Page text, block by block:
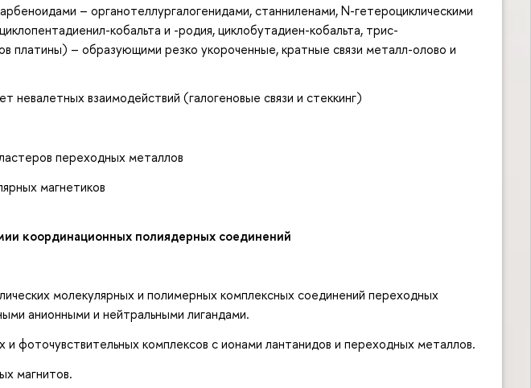
– органотеллургалогенидами, станниленами, N-гетероциклическими
кобальта и -родия, циклобутадиен-кобальта, трис-
платины) – образующими резко укороченные, кратные связи металл-олово и
взаимодействий (галогеновые связи и стеккинг)
переходных металлов
магнетиков
координационных полиядерных соединений
молекулярных и полимерных комплексных соединений переходных
анионными и нейтральными лигандами.
комплексов с ионами лантанидов и переходных металлов.
магнитов.